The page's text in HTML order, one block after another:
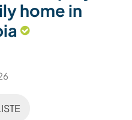
home in